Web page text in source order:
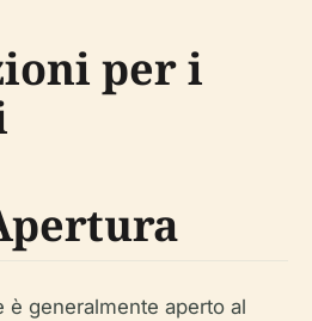
per i
è generalmente aperto al